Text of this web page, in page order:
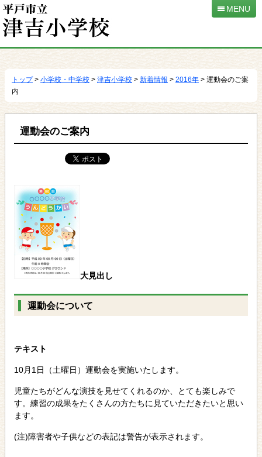
動
MENU
トップ> 小学校・中学校 > 津吉小学校 > 新着情報 > 2016年 > 運動会のご案
内
運動会のご案内
大見出し
運動会について
テキスト
10月1日（土曜日）運動会を実施いたします。
児童たちがどんな演技を見せてくれるのか、とても楽しみで
す。練習の成果をたくさんの方たちに見ていただきたいと思い
ます。
(注)障害者や子供などの表記は警告が表示されます。